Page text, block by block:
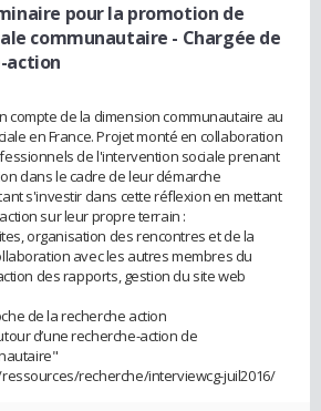
pour la promotion de
communautaire - Chargée de
action
compte de la dimension communautaire au
en France. Projet monté en collaboration
de l'intervention sociale prenant
dans le cadre de leur démarche
s'investir dans cette réflexion en mettant
sur leur propre terrain :
organisation des rencontres et de la
avec les autres membres du
des rapports, gestion du site web
de la recherche action
d’une recherche-action de
recherche/interviewcg-juil2016/